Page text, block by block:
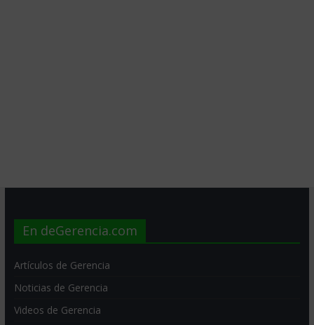
En deGerencia.com
Artículos de Gerencia
Noticias de Gerencia
Videos de Gerencia